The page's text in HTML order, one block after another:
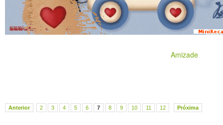
Amizade
Anterior 2 3 4 5 6 7 8 9 10 11 12 Próxima